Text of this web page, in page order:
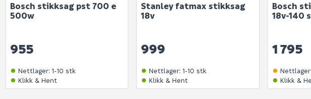
Bosch stikksag pst 700 e
500w
955
Nettlager:1-10 stk
Klikk & Hent
Stanley fatmax stikksag
18v
999
Nettlager:1-10 stk
Klikk & Hent
Bosch
18v-140
1 795
Nettlager:
Klikk &